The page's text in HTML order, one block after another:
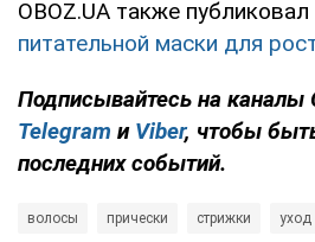
OBOZ.UA также
питательной маски для
Подписывайтесь на каналы
Telegram и Viber, чтобы
последних событий.
волосы прически стрижки уход